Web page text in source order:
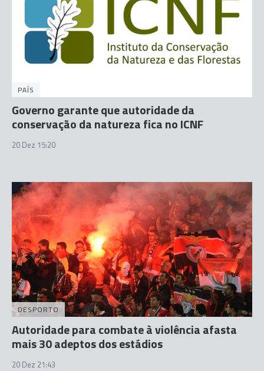
PAÍS
Governo garante que autoridade da
conservação da natureza fica no ICNF
20 Dez 15:20
DESPORTO
Autoridade para combate à violência afasta
mais 30 adeptos dos estádios
20 Dez 21:43